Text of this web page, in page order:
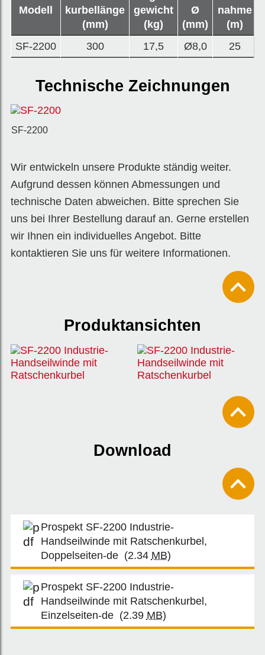
Modell
kurbellänge
(mm)
gewicht
(kg)
Ø
(mm)
nahme
(m)
SF-2200
300 17,5 Ø8,0 25
Technische Zeichnungen
SF-2200
Wir entwickeln unsere Produkte ständig weiter.
Aufgrund dessen können Abmessungen und
technische Daten abweichen. Bitte sprechen Sie
uns bei Ihrer Bestellung darauf an. Gerne erstellen
wir Ihnen ein individuelles Angebot. Bitte
kontaktieren Sie uns für weitere Informationen.
Produktansichten
Download
Prospekt SF-2200 Industrie-
Handseilwinde mit Ratschenkurbel,
Doppelseiten-de (2.34 MB)
Prospekt SF-2200 Industrie-
Handseilwinde mit Ratschenkurbel,
Einzelseiten-de (2.39 MB)